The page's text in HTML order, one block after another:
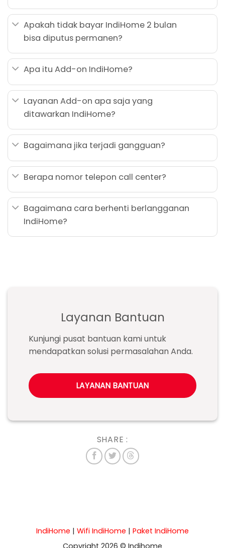
Apakah tidak bayar IndiHome 2 bulan
bisa diputus permanen?
Apa itu Add-on IndiHome?
Layanan Add-on apa saja yang
ditawarkan IndiHome?
Bagaimana jika terjadi gangguan?
Berapa nomor telepon call center?
Bagaimana cara berhenti berlangganan
IndiHome?
Layanan Bantuan
Kunjungi pusat bantuan kami untuk
mendapatkan solusi permasalahan Anda.
LAYANAN BANTUAN
SHARE :
IndiHome | Wifi IndiHome | Paket IndiHome